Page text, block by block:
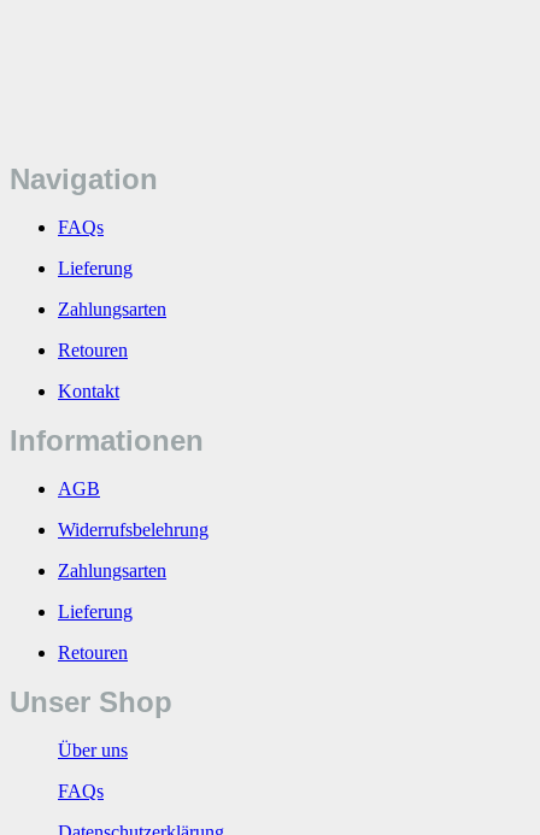
Navigation
FAQs
Lieferung
Zahlungsarten
Retouren
Kontakt
Informationen
AGB
Widerrufsbelehrung
Zahlungsarten
Lieferung
Retouren
Unser Shop
Über uns
FAQs